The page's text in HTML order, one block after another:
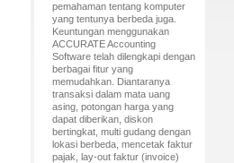
pemahaman tentang komputer
yang tentunya berbeda juga.
Keuntungan menggunakan
ACCURATE Accounting
Software telah dilengkapi dengan
berbagai fitur yang
memudahkan. Diantaranya
transaksi dalam mata uang
asing, potongan harga yang
dapat diberikan, diskon
bertingkat, multi gudang dengan
lokasi berbeda, mencetak faktur
pajak, lay-out faktur (invoice)